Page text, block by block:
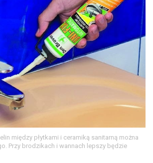
między płytkami i ceramiką sanitarną można
Przy brodzikach i wannach lepszy będzie